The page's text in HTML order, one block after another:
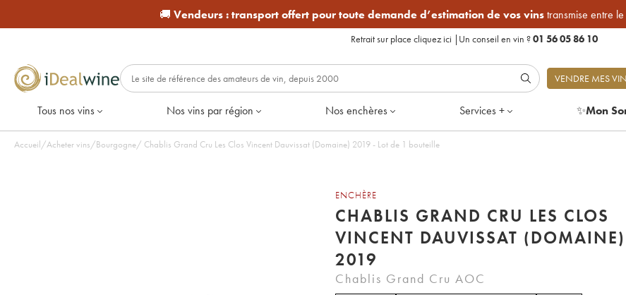
🚚 Vendeurs :transport offert pour toute demande d’estimation de vos vinstransmise entre
Retrait sur place cliquez ici | Un conseil en vin ?01 56 05 86 10
VENDRE MES
Tous nos vins Nos vins par région Nos enchères Services + ✨Mon
Accueil/Acheter vins/Bourgogne/ Chablis Grand Cru Les Clos Vincent Dauvissat (Domaine) 2019 - Lot de 1 bouteille
ENCHÈRE
CHABLIS GRAND CRU LES CLOS
VINCENT DAUVISSAT (DOMAINE)
2019
Chablis Grand Cru AOC